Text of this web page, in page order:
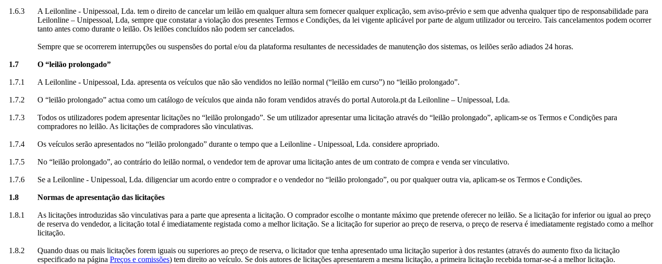
1.6.3
A Leilonline - Unipessoal, Lda. tem o direito de cancelar um leilão em qualquer altura sem fornecer qualquer explicação, sem aviso-prévio e sem que advenha qualquer tipo de responsabilidade para
Leilonline – Unipessoal, Lda, sempre que constatar a violação dos presentes Termos e Condições, da lei vigente aplicável por parte de algum utilizador ou terceiro. Tais cancelamentos podem ocorrer
tanto antes como durante o leilão. Os leilões concluídos não podem ser cancelados.
Sempre que se ocorrerem interrupções ou suspensões do portal e/ou da plataforma resultantes de necessidades de manutenção dos sistemas, os leilões serão adiados 24 horas.
1.7 O “leilão prolongado”
1.7.1 A Leilonline - Unipessoal, Lda. apresenta os veículos que não são vendidos no leilão normal (“leilão em curso”) no “leilão prolongado”.
1.7.2 O “leilão prolongado” actua como um catálogo de veículos que ainda não foram vendidos através do portal Autorola.pt da Leilonline – Unipessoal, Lda.
1.7.3
Todos os utilizadores podem apresentar licitações no “leilão prolongado”. Se um utilizador apresentar uma licitação através do “leilão prolongado”, aplicam-se os Termos e Condições para
compradores no leilão. As licitações de compradores são vinculativas.
1.7.4 Os veículos serão apresentados no “leilão prolongado” durante o tempo que a Leilonline - Unipessoal, Lda. considere apropriado.
1.7.5 No “leilão prolongado”, ao contrário do leilão normal, o vendedor tem de aprovar uma licitação antes de um contrato de compra e venda ser vinculativo.
1.7.6 Se a Leilonline - Unipessoal, Lda. diligenciar um acordo entre o comprador e o vendedor no “leilão prolongado”, ou por qualquer outra via, aplicam-se os Termos e Condições.
1.8 Normas de apresentação das licitações
1.8.1
As licitações introduzidas são vinculativas para a parte que apresenta a licitação. O comprador escolhe o montante máximo que pretende oferecer no leilão. Se a licitação for inferior ou igual ao preço
de reserva do vendedor, a licitação total é imediatamente registada como a melhor licitação. Se a licitação for superior ao preço de reserva, o preço de reserva é imediatamente registado como a melhor
licitação.
1.8.2
Quando duas ou mais licitações forem iguais ou superiores ao preço de reserva, o licitador que tenha apresentado uma licitação superior à dos restantes (através do aumento fixo da licitação
especificado na página Preços e comissões) tem direito ao veículo. Se dois autores de licitações apresentarem a mesma licitação, a primeira licitação recebida tornar-se-á a melhor licitação.